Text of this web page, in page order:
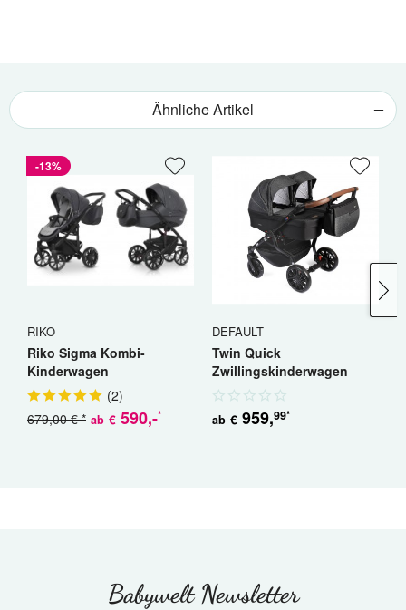
Ähnliche Artikel
-13%
RIKO
Riko Sigma Kombi-
Kinderwagen
(2)
ab € 590,-*
679,00 € *
DEFAULT
Twin Quick
Zwillingskinderwagen
Geschwisterwagen
ab € 959,99*
Babywelt Newsletter